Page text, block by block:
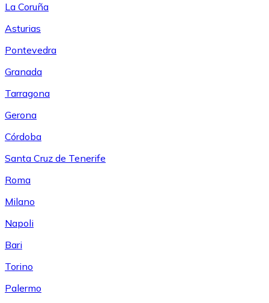
La Coruña
Asturias
Pontevedra
Granada
Tarragona
Gerona
Córdoba
Santa Cruz de Tenerife
Roma
Milano
Napoli
Bari
Torino
Palermo